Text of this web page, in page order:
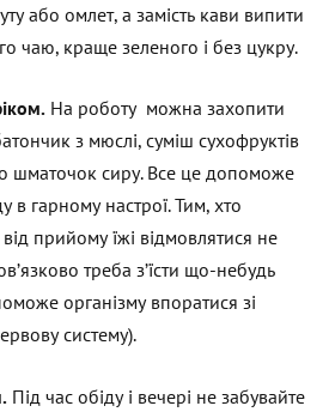
або омлет, а замість кави випити
чаю, краще зеленого і без цукру.
На роботу можна захопити
з мюслі, суміш сухофруктів
шматочок сиру. Все це допоможе
в гарному настрої. Тим, хто
прийому їжі відмовлятися не
треба з’їсти що-небудь
організму впоратися зі
систему).
Під час обіду і вечері не забувайте